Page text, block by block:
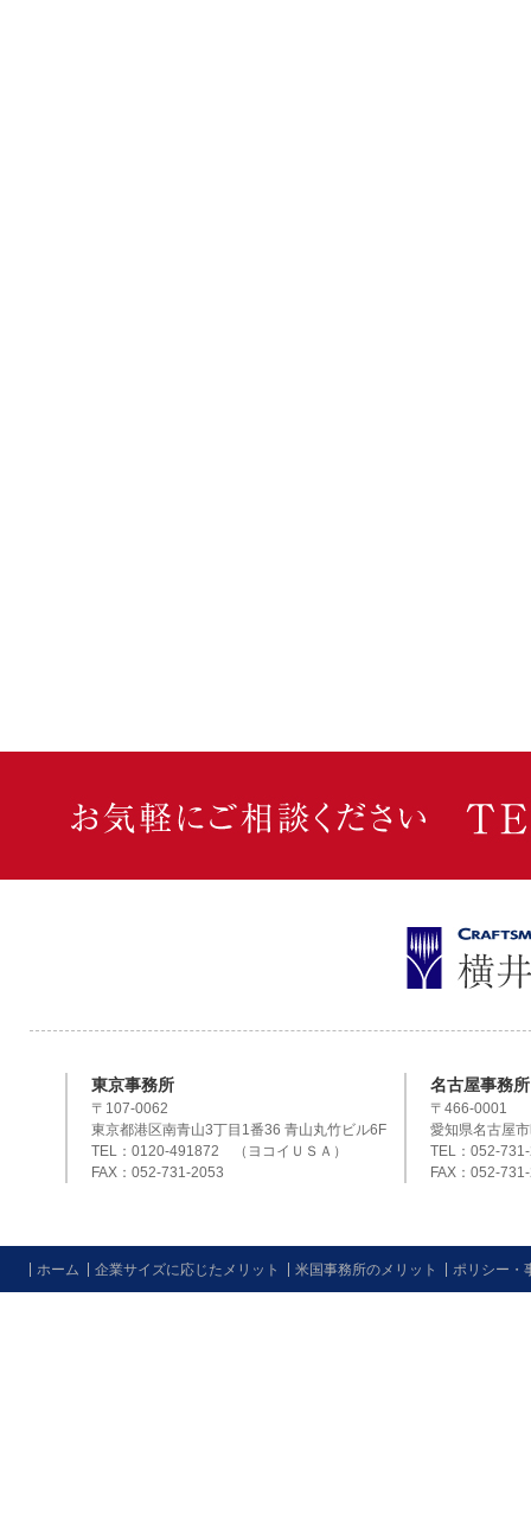
東京事務所
〒107-0062
東京都港区南青山3丁目1番36 青山丸竹ビル6F
TEL：0120-491872 （ヨコイＵＳＡ）
FAX：052-731-2053
名古屋事務所
〒466-0001
愛知県名古屋
TEL：052-
FAX：052-
ホーム 企業サイズに応じたメリット 米国事務所のメリット ポリシー・